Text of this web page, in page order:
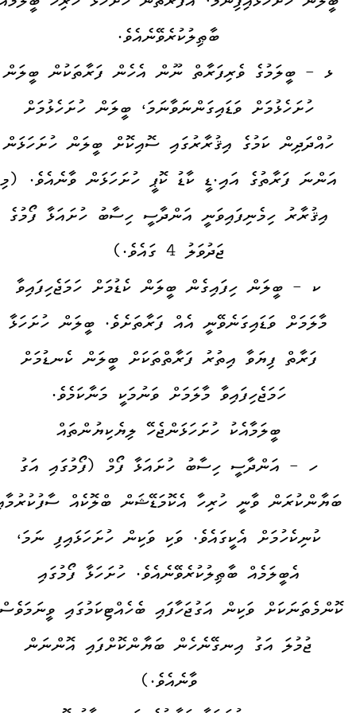
ބާޠިލުކުރެވޭނެއެވެ.
ޅ - ބީލަމުގެ ވެރިފަރާތް ނޫން އެހެން ފަރާތަކުން ބީލަން
ހުށަހެޅުމަށް ވަޑައިގަންނަވާނަމަ، ބީލަން ހުށަހެޅުމަށް
ހުއްދަދިން ކަމުގެ އިޤުރާރުގައި ސޮއިކޮށް ބީލަން ހުށަހަޅަން
އަންނަ ފަރާތުގެ އައި.ޑީ ކާޑު ކޮޕީ ހުށަހަޅަން ވާނެއެވެ. (މި
އިޤުރާރު ހިމެނިފައިވަނީ އަންދާސީ ހިސާބު ހުށައަޅާ ފޯމުގެ
ޖަދުވަލު 4 ގައެވެ.)
ކ - ބީލަން ހިފައިގެން ބީލަން ކެޑުމަށް ހަމަޖެހިފައިވާ
މާލަމަށް ވަޑައިގަނެވޭނީ އެއް ފަރާތަށެވެ. ބީލަން ހުށަހަޅާ
ފަރާތް ފިޔަވާ އިތުރު ފަރާތްތަކަށް ބީލަން ކެނޑުމަށް
ހަމަޖެހިފައިވާ މާލަމަށް ވަނުމަކީ މަނާކަމެވެ.
ބީލަމާއެކު ހުށަހަޅަންޖެހޭ ލިޔެކިޔުންތައް
ހ - އަންދާސީ ހިސާބު ހުށައަޅާ ފޯމް (ފޯމުގައި އަގު
ބަޔާންކުރަން ވާނީ ހުރިހާ އެކޮމަޑޭޝަން ބްލޮކެއް
ކުނިކެހުމަށް އެކީގައެވެ. ވަކި ވަކިން ހުށަހަޅައިފި ނަމަ،
އެބީލަމެއް ބާޠިލުކުރެވޭނެއެވެ. ހުށަހަޅާ ފޯމުގައި
ކޮންމެތަނަކަށް ވަކިން އަގުޖަހާފައި ބެހެއްޓިކަމުގައި
ޖުމުލަ އަގު އިނގޭނެހެން ބަޔާންކޮށްފައި އޮންނަން
ވާނެއެވެ.)